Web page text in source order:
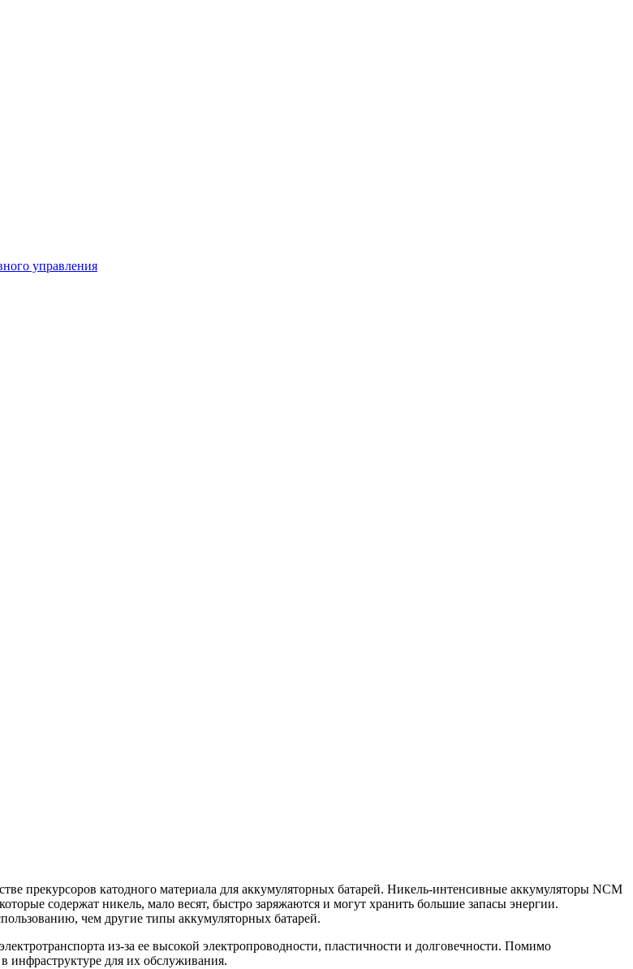
управления
прекурсоров катодного материала для аккумуляторных батарей. Никель-интенсивные аккумуляторы NCM
содержат никель, мало весят, быстро заряжаются и могут хранить большие запасы энергии.
чем другие типы аккумуляторных батарей.
из-за ее высокой электропроводности, пластичности и долговечности. Помимо
инфраструктуре для их обслуживания.